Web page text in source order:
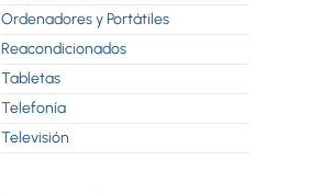
Ordenadores y Portátiles
Reacondicionados
Tabletas
Telefonía
Televisión